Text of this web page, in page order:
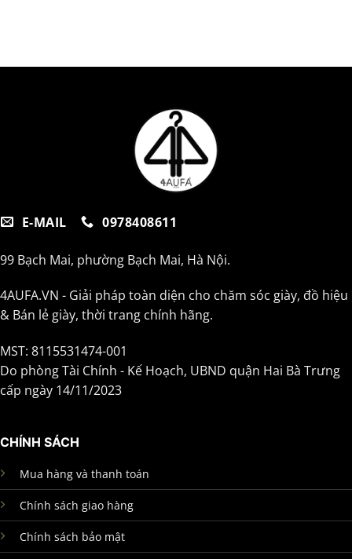
E-MAIL 0978408611
99 Bạch Mai, phường Bạch Mai, Hà Nội.
4AUFA.VN - Giải pháp toàn diện cho chăm sóc giày, đồ hiệu
& Bán lẻ giày, thời trang chính hãng.
MST: 8115531474-001
Do phòng Tài Chính - Kế Hoạch, UBND quận Hai Bà Trưng
cấp ngày 14/11/2023
CHÍNH SÁCH
Mua hàng và thanh toán
Chính sách giao hàng
Chính sách bảo mật